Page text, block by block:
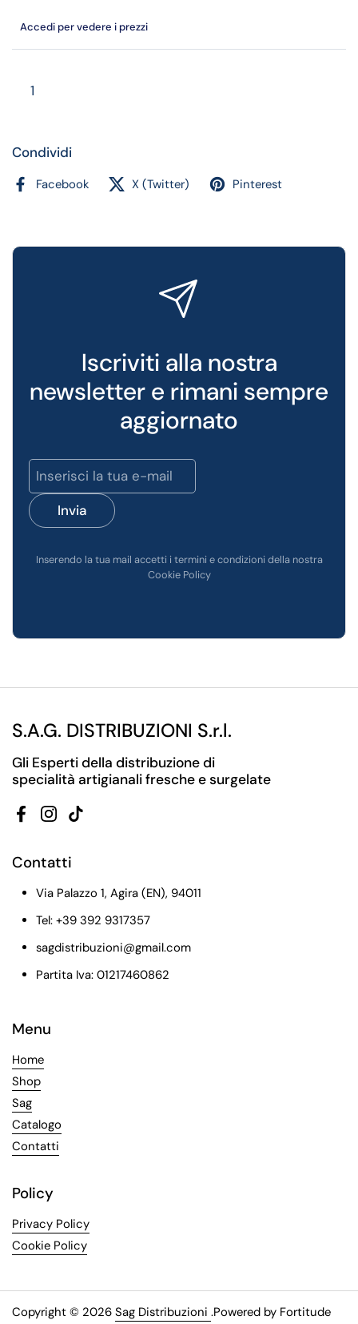
Accedi per vedere i prezzi
Condividi
Facebook X (Twitter) Pinterest
Iscriviti alla nostra
newsletter e rimani sempre
aggiornato
Invia
Inserendo la tua mail accetti i termini e condizioni della nostra
Cookie Policy
S.A.G. DISTRIBUZIONI S.r.l.
Gli Esperti della distribuzione di
specialità artigianali fresche e surgelate
Facebook
Instagram
TikTok
Contatti
Via Palazzo 1, Agira (EN), 94011
Tel: +39 392 9317357
sagdistribuzioni@gmail.com
Partita Iva: 01217460862
Menu
Home
Shop
Sag
Catalogo
Contatti
Policy
Privacy Policy
Cookie Policy
Copyright © 2026 Sag Distribuzioni .Powered by Fortitude